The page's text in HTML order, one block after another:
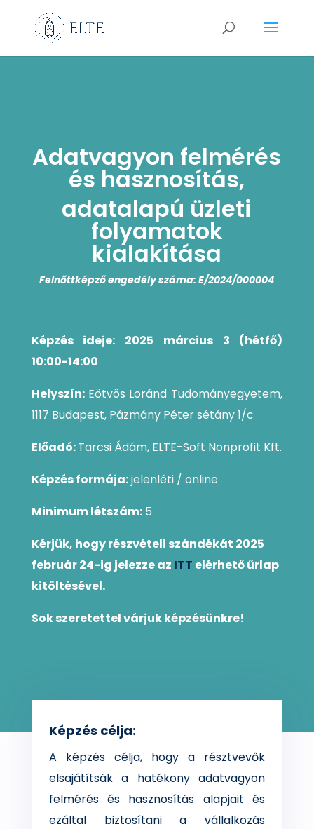
Adatvagyon felmérés
és hasznosítás,
adatalapú üzleti
folyamatok
kialakítása
Felnőttképző engedély száma: E/2024/000004
Képzés ideje: 2025 március 3 (hétfő)
10:00-14:00
Helyszín: Eötvös Loránd Tudományegyetem,
1117 Budapest, Pázmány Péter sétány 1/c
Előadó:Tarcsi Ádám,ELTE-Soft Nonprofit Kft.
Képzés formája:jelenléti / online
Minimum létszám:5
Kérjük, hogy részvételi szándékát 2025
február 24-ig jelezze az ITT elérhető űrlap
kitöltésével.
Sok szeretettel várjuk képzésünkre!
Képzés célja:
A képzés célja, hogy a résztvevők
elsajátítsák a hatékony adatvagyon
felmérés és hasznosítás alapjait és
ezáltal biztosítani a vállalkozás